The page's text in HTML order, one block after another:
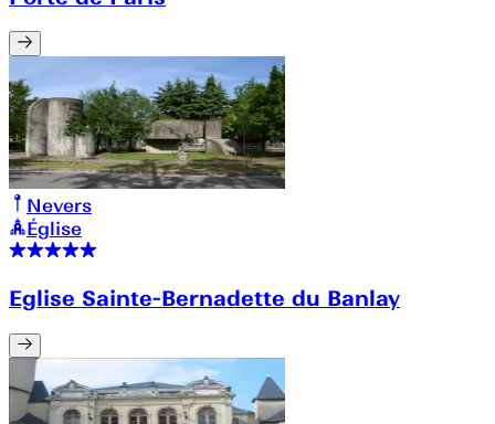
Nevers
Église
Eglise Sainte-Bernadette du Banlay